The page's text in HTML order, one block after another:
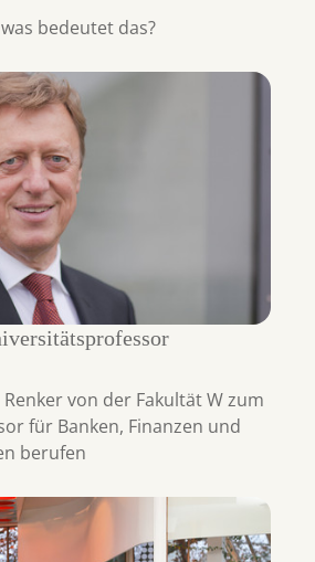
bedeutet das?
von der Fakultät W zum
für Banken, Finanzen und
berufen